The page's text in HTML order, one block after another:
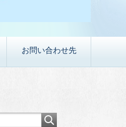
お問い合わせ先